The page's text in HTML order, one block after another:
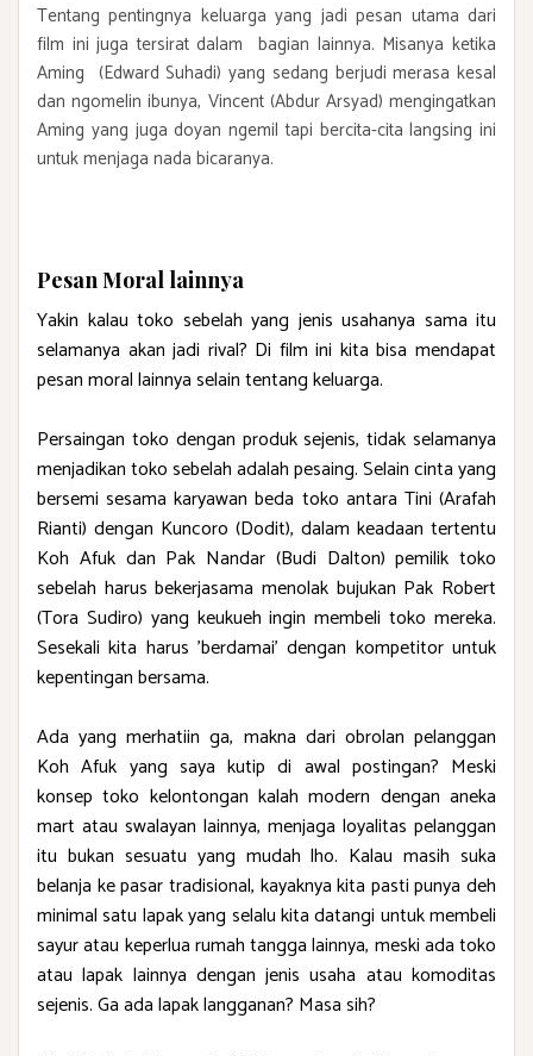
Tentang pentingnya keluarga yang jadi pesan utama dari
film ini juga tersirat dalam bagian lainnya. Misanya ketika
Aming (Edward Suhadi) yang sedang berjudi merasa kesal
dan ngomelin ibunya, Vincent (Abdur Arsyad) mengingatkan
Aming yang juga doyan ngemil tapi bercita-cita langsing ini
untuk menjaga nada bicaranya.
Pesan Moral lainnya
Yakin kalau toko sebelah yang jenis usahanya sama itu
selamanya akan jadi rival? Di film ini kita bisa mendapat
pesan moral lainnya selain tentang keluarga.
Persaingan toko dengan produk sejenis, tidak selamanya
menjadikan toko sebelah adalah pesaing. Selain cinta yang
bersemi sesama karyawan beda toko antara Tini (Arafah
Rianti) dengan Kuncoro (Dodit), dalam keadaan tertentu
Koh Afuk dan Pak Nandar (Budi Dalton) pemilik toko
sebelah harus bekerjasama menolak bujukan Pak Robert
(Tora Sudiro) yang keukueh ingin membeli toko mereka.
Sesekali kita harus 'berdamai' dengan kompetitor untuk
kepentingan bersama.
Ada yang merhatiin ga, makna dari obrolan pelanggan
Koh Afuk yang saya kutip di awal postingan? Meski
konsep toko kelontongan kalah modern dengan aneka
mart atau swalayan lainnya, menjaga loyalitas pelanggan
itu bukan sesuatu yang mudah lho. Kalau masih suka
belanja ke pasar tradisional, kayaknya kita pasti punya deh
minimal satu lapak yang selalu kita datangi untuk membeli
sayur atau keperlua rumah tangga lainnya, meski ada toko
atau lapak lainnya dengan jenis usaha atau komoditas
sejenis. Ga ada lapak langganan? Masa sih?